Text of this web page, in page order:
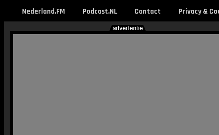
Nederland.FM Podcast.NL Contact Privacy &